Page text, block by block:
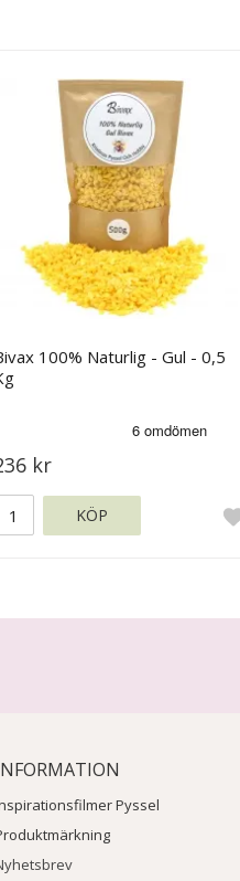
100% Naturlig - Gul - 0,5
kr
KÖP
Pyssel